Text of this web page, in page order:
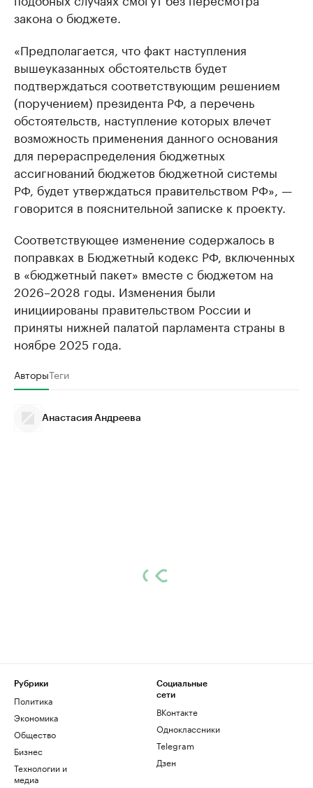
закона о бюджете.
«Предполагается, что факт наступления
вышеуказанных обстоятельств будет
подтверждаться соответствующим решением
(поручением) президента РФ, а перечень
обстоятельств, наступление которых влечет
возможность применения данного основания
для перераспределения бюджетных
ассигнований бюджетов бюджетной системы
РФ, будет утверждаться правительством РФ», —
говорится в пояснительной записке к проекту.
Соответствующее изменение содержалось в
поправках в Бюджетный кодекс РФ, включенных
в «бюджетный пакет» вместе с бюджетом на
2026–2028 годы. Изменения были
инициированы правительством России и
приняты нижней палатой парламента страны в
ноябре 2025 года.
АвторыТеги
Анастасия Андреева
Рубрики
Политика
Экономика
Общество
Бизнес
Технологии и
медиа
Социальные
сети
ВКонтакте
Одноклассники
Telegram
Дзен